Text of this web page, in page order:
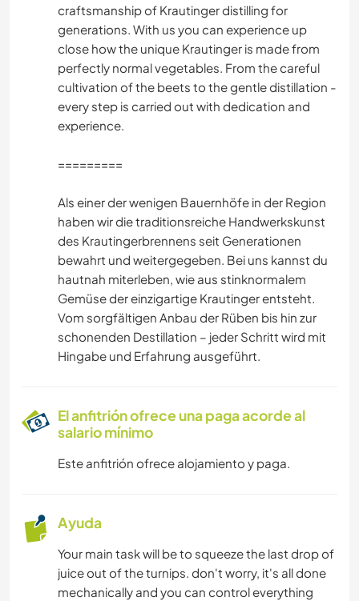
MONTAÑA
ACAMPADA
JARDINERÍA
ARTE Y DISEÑO
ARQUITECTURA
craftsmanship of Krautinger distilling for
generations. With us you can experience up
close how the unique Krautinger is made from
perfectly normal vegetables. From the careful
cultivation of the beets to the gentle distillation -
every step is carried out with dedication and
experience.
=========
Als einer der wenigen Bauernhöfe in der Region
haben wir die traditionsreiche Handwerkskunst
des Krautingerbrennens seit Generationen
bewahrt und weitergegeben. Bei uns kannst du
hautnah miterleben, wie aus stinknormalem
Gemüse der einzigartige Krautinger entsteht.
Vom sorgfältigen Anbau der Rüben bis hin zur
schonenden Destillation – jeder Schritt wird mit
Hingabe und Erfahrung ausgeführt.
El anfitrión ofrece una paga acorde al
salario mínimo
Este anfitrión ofrece alojamiento y paga.
Ayuda
Your main task will be to squeeze the last drop of
juice out of the turnips. don't worry, it's all done
mechanically and you can control everything